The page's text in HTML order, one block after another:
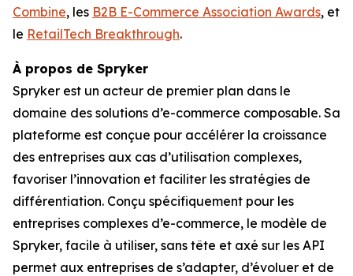
Combine, les B2B E-Commerce Association Awards, et
le RetailTech Breakthrough.
À propos de Spryker
Spryker est un acteur de premier plan dans le
domaine des solutions d’e-commerce composable. Sa
plateforme est conçue pour accélérer la croissance
des entreprises aux cas d’utilisation complexes,
favoriser l’innovation et faciliter les stratégies de
différentiation. Conçu spécifiquement pour les
entreprises complexes d’e-commerce, le modèle de
Spryker, facile à utiliser, sans tête et axé sur les API
permet aux entreprises de s’adapter, d’évoluer et de